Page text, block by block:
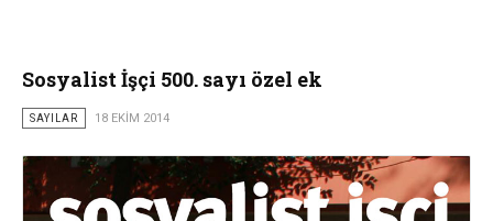
Sosyalist İşçi 500. sayı özel ek
SAYILAR 18 EKIM 2014